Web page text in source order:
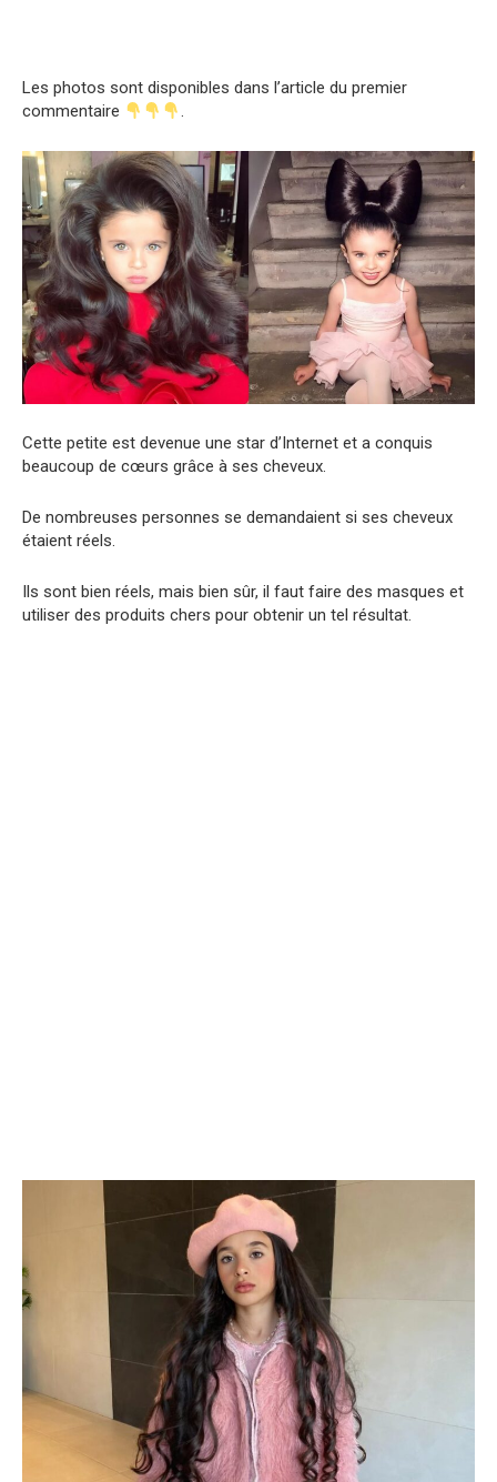
Les photos sont disponibles dans l’article du premier
commentaire
.
Cette petite est devenue une star d’Internet et a conquis
beaucoup de cœurs grâce à ses cheveux.
De nombreuses personnes se demandaient si ses cheveux
étaient réels.
Ils sont bien réels, mais bien sûr, il faut faire des masques et
utiliser des produits chers pour obtenir un tel résultat.